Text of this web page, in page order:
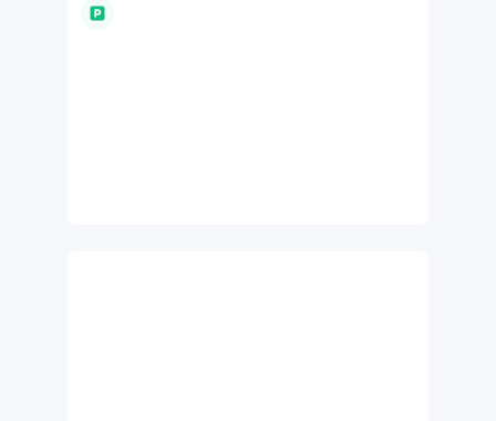
és fürdőmedencéivel a korszak fejlett